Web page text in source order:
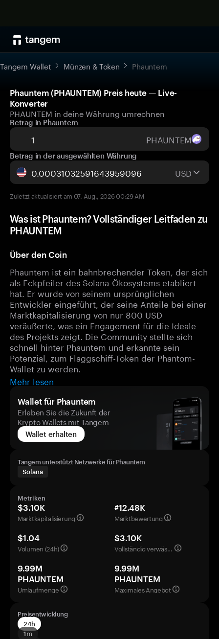
Tangem Wallet Münzen & Token Phauntem
Phauntem (PHAUNTEM) Preis heute — Live-
Konverter
PHAUNTEM in deine Währung umrechnen
Betrag in Phauntem
PHAUNTEM
Betrag in der ausgewählten Währung
USD
Zuletzt aktualisiert am 07. Aug., 2026 00:29 AM
Was ist Phauntem? Vollständiger Leitfaden zu
PHAUNTEM
Über den Coin
Phauntem ist ein bahnbrechender Token, der sich
als Eckpfeiler des Solana-Ökosystems etabliert
hat. Er wurde von seinem ursprünglichen
Entwickler eingeführt, der seine Anteile bei einer
Marktkapitalisierung von nur 800 USD
veräußerte, was ein Engagement für die Ideale
des Projekts zeigt. Die Community stellte sich
schnell hinter Phauntem und erkannte sein
Potenzial, zum Flaggschiff-Token der Phantom-
Wallet zu werden.
Mehr lesen
Wallet für Phauntem
Erleben Sie die Zukunft der
Krypto-Wallets mit Tangem
Wallet erhalten
Tangem unterstützt Netzwerke für Phauntem
Solana
Metriken
$3.10K
Marktkapitalisierung
#12.48K
Marktbewertung
$1.04
Volumen (24h)
$3.10K
Vollständig verwässerte Bewertung
9.99M
PHAUNTEM
Umlaufmenge
9.99M
PHAUNTEM
Maximales Angebot
Preisentwicklung
24h
1m